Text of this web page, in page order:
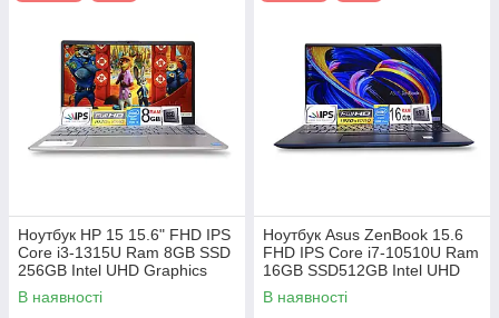
Ноутбук HP 15 15.6" FHD IPS
Сore i3-1315U Ram 8GB SSD
256GB Intel UHD Graphics
В наявності
Ноутбук Asus ZenBook 15.6
FHD IPS Core i7-10510U Ram
16GB SSD512GB Intel UHD
Graphics
В наявності